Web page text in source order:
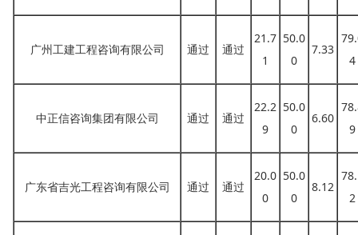
广州工建工程咨询有限公司 通过 通过
21.7
1
50.0
0
7.33
4
中正信咨询集团有限公司 通过 通过
22.2
9
50.0
0
6.60
9
广东省吉光工程咨询有限公司 通过 通过
20.0
0
50.0
0
8.12
2